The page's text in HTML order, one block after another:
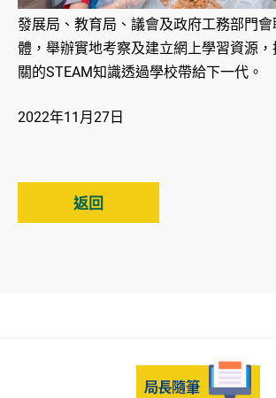
發展局、教育局、議會及政府工務部門會
體，舉辦實地考察及建立網上學習資源，
關的STEAM知識透過學校帶給下一代。
2022年11月27日
返回